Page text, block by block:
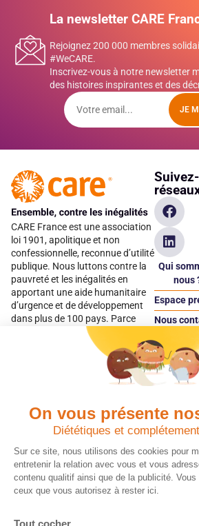
On vous présente
Diététiques et
Sur ce site, nous utilisons des cookies pour
entretenir la relation avec vous et vous
contenu qualitif ainsi que de la publicité.
ceux que vous autorisez à rester ici.
Tout cocher
La newsletter CARE
Rejoignez 200 000 membres
#WeCARE.
Inscrivez-vous à notre newsletter
des histoires inspirantes et des
JE
CARE France est une association
loi 1901, apolitique et non
confessionnelle, reconnue d’utilité
publique. Nous luttons contre la
pauvreté et les inégalités en
apportant une aide humanitaire
d’urgence et de développement
dans plus de 100 pays. Parce
qu’elles sont les premières
victimes des inégalités, CARE met
les femmes et les filles au cœur
Qui
nous
Espace
Nous
Quels avantages fiscaux ?
Chaque don effectué à une
association reconnue d’utilité
publique comme CARE, est
déductible jusqu’à 75 % de l’impôt
sur le revenu. Modalités de
déduction, déclaration des dons
Donner
Vos dons
vos
plus de 15
France est